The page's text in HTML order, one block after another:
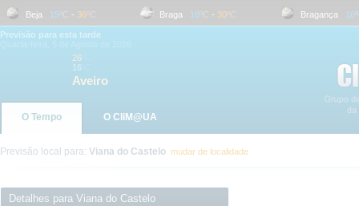
Beja 15 ºC- 36 ºC Braga 18 ºC- 30 ºC Bragança 16 ºC
Previsão para esta tarde
26
16
Aveiro
O Tempo O CliM@UA
Previsão local para: Viana do Castelo mudar de localidade
Detalhes para Viana do Castelo